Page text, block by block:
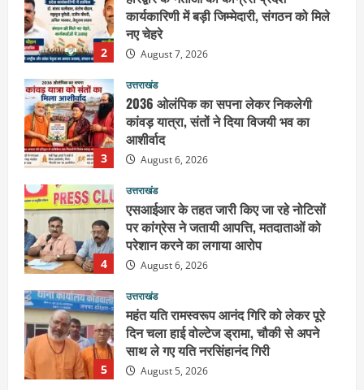
3
उत्तराखंड
2036 ओलंपिक का सपना लेकर निकलेगी
कांवड़ यात्रा, संतों ने दिया विजयी भव का
August 6, 2026
4
उत्तराखंड
एसआईआर के तहत जारी किए जा रहे नोटिसों
पर कांग्रेस ने जतायी आपत्ति, मतदाताओं को
August 6, 2026
5
उत्तराखंड
महंत यति रामस्वरूप आनंद गिरि को लेकर पूरे
दिन चला हाई वोल्टेज ड्रामा, चौकी से अपने
August 5, 2026
उत्तराखंड
पूर्व कैबिनेट मंत्री स्वामी यतीश्वरानंद ने
शिवभक्त कांवड़ियों को भोजन प्रसाद वितरित